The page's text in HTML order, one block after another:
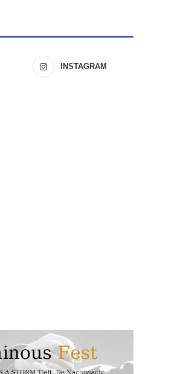
INSTAGRAM